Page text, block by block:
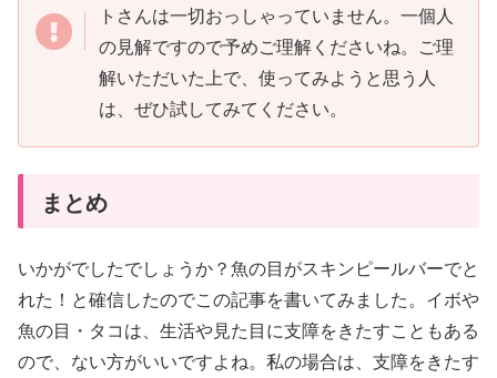
トさんは一切おっしゃっていません。一個人
の見解ですので予めご理解くださいね。ご理
解いただいた上で、使ってみようと思う人
は、ぜひ試してみてください。
まとめ
いかがでしたでしょうか？魚の目がスキンピールバーでと
れた！と確信したのでこの記事を書いてみました。イボや
魚の目・タコは、生活や見た目に支障をきたすこともある
ので、ない方がいいですよね。私の場合は、支障をきたす